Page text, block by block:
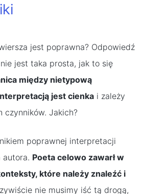
jest poprawna? Odpowiedź
jest taka prosta, jak to się
między nietypową
jest cienka i zależy
czynników. Jakich?
poprawnej interpretacji
Poeta celowo zawarł w
które należy znaleźć i
nie musimy iść tą drogą,